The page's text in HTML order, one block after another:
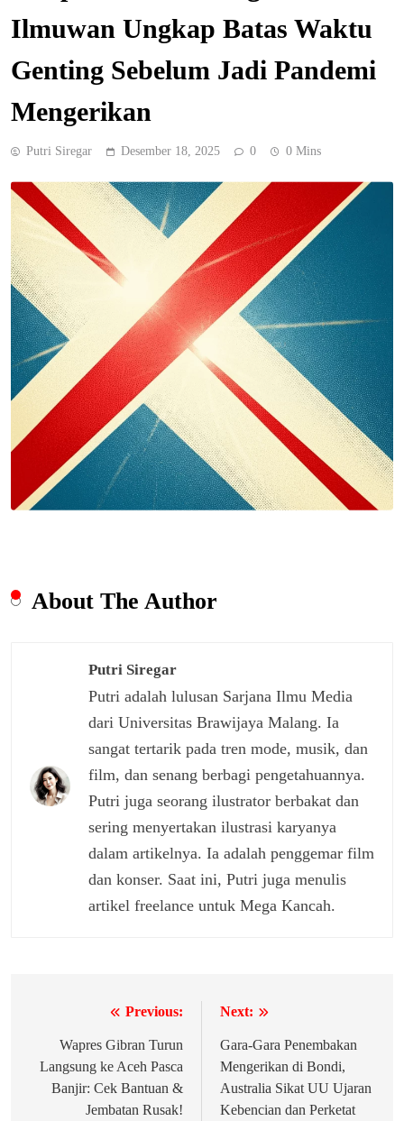
Ilmuwan Ungkap Batas Waktu
Genting Sebelum Jadi Pandemi
Mengerikan
Putri Siregar Desember 18, 2025 0 0 Mins
About The Author
Putri Siregar
Putri adalah lulusan Sarjana Ilmu Media
dari Universitas Brawijaya Malang. Ia
sangat tertarik pada tren mode, musik, dan
film, dan senang berbagi pengetahuannya.
Putri juga seorang ilustrator berbakat dan
sering menyertakan ilustrasi karyanya
dalam artikelnya. Ia adalah penggemar film
dan konser. Saat ini, Putri juga menulis
artikel freelance untuk Mega Kancah.
Previous:
Wapres Gibran Turun
Langsung ke Aceh Pasca
Banjir: Cek Bantuan &
Jembatan Rusak!
Next:
Gara-Gara Penembakan
Mengerikan di Bondi,
Australia Sikat UU Ujaran
Kebencian dan Perketat